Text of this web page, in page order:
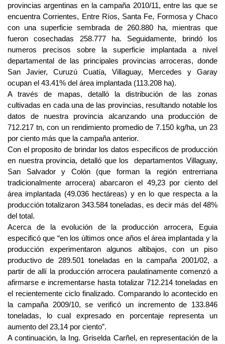
provincias argentinas en la campaña 2010/11, entre las que se
encuentra Corrientes, Entre Ríos, Santa Fe, Formosa y Chaco
con una superficie sembrada de 260.880 ha, mientras que
fueron cosechadas 258.777 ha. Seguidamente, brindó los
numeros precisos sobre la superficie implantada a nivel
departamental de las principales provincias arroceras, donde
San Javier, Curuzú Cuatía, Villaguay, Mercedes y Garay
ocupan el 43.41% del área implantada (113.208 ha).
A través de mapas, detalló la distribución de las zonas
cultivadas en cada una de las provincias, resultando notable los
datos de nuestra provincia alcanzando una producción de
712.217 tn, con un rendimiento promedio de 7.150 kg/ha, un 23
por ciento más que la campaña anterior.
Con el proposito de brindar los datos especificos de producción
en nuestra provincia, detalló que los departamentos Villaguay,
San Salvador y Colón (que forman la región entrerriana
tradicionalmente arrocera) abarcaron el 49,23 por ciento del
área implantada (49.036 hectáreas) y en lo que respecta a la
producción totalizaron 343.584 toneladas, es decir más del 48%
del total.
Acerca de la evolución de la producción arrocera, Eguia
especificó que “en los últimos once años el área implantada y la
producción experimentaron algunos altibajos, con un piso
productivo de 289.501 toneladas en la campaña 2001/02, a
partir de allí la producción arrocera paulatinamente comenzó a
afirmarse e incrementarse hasta totalizar 712.214 toneladas en
el recientemente ciclo finalizado. Comparando lo acontecido en
la campaña 2009/10, se verificó un incremento de 133.846
toneladas, lo cual expresado en porcentaje representa un
aumento del 23,14 por ciento”.
A continuación, la Ing. Griselda Carñel, en representación de la